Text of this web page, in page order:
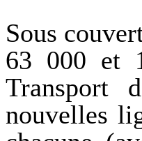
Sous
63 000 et
Transport
nouvelles